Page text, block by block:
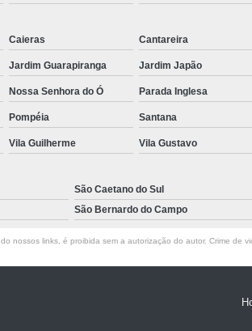
Caieras Cantareira
Jardim Guarapiranga Jardim Japão
Nossa Senhora do Ó Parada Inglesa
Pompéia Santana
Vila Guilherme Vila Gustavo
São Caetano do Sul
São Bernardo do Campo
links, é proibida sem a autorização do autor. Crime de